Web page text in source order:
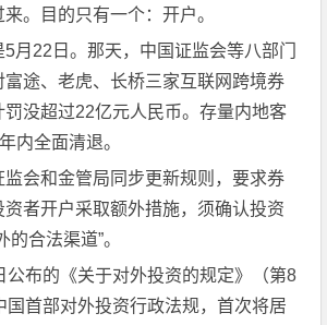
。目的只有一个：开户。
月22日。那天，中国证监会等八部门
富途、老虎、长桥三家互联网跨境券
罚没超过22亿元人民币。存量内地客
内全面清退。
监会和金管局同步更新规则，要求券
者开户采取额外措施，须确认投资
的合法渠道”。
公布的《关于对外投资的规定》（第8
国首部对外投资行政法规，首次将居